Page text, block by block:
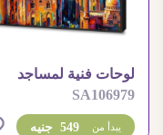
لوحات فنية لمساجد
القاهرة التاريخية بالوان
زاهية
SA106979
549 جنيه يبدأ من